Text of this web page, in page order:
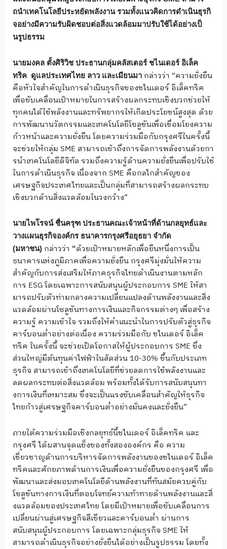
ถนำเทคโนโลยีประหยัดพลังงาน รวมทั้งแนวคิดการดำเนินธุรกิ
จอย่างมีความรับผิดชอบต่อสิ่งแวดล้อมมาปรับใช้ได้อย่างเป็
นรูปธรรม
นายมงคล ตั้งศิริวิช ประธานกลุ่มคลัสเตอร์ ชไนเดอร์ อิเล็ค
ทริค ดูแลประเทศไทย ลาว และเมียนมา กล่าวว่า “ความยั่งยืน
คือหัวใจสำคัญในการดำเนินธุรกิจของชไนเดอร์ อิเล็คทริค
เพื่อขับเคลื่อนเป้าหมายในการสร้างผลกระทบเชิงบวกช่วยให้
ทุกคนได้ใช้พลังงานและทรัพยากรให้เกิดประโยชน์สูงสุด ด้วย
การพัฒนานวัตกรรมและเทคโนโลยีโซลูชันเพื่อเชื่อมโยงความ
ก้าวหน้าและความยั่งยืน โดยความร่วมมือกับกรุงศรีในครั้งนี้
จะช่วยให้กลุ่ม SME สามารถเข้าถึงการจัดการพลังงานด้วยกา
รนำเทคโนโลยีดิจิทัล รวมถึงความรู้ด้านความยั่งยืนเพื่อปรับใช้
ในการดำเนินธุรกิจ เนื่องจาก SME คือกลไกสำคัญของ
เศรษฐกิจประเทศไทยและเป็นกลุ่มที่สามารถสร้างผลกระทบ
เชิงบวกด้านสิ่งแวดล้อมในวงกว้าง”
นายไพโรจน์ ชื่นครุฑ ประธานคณะเจ้าหน้าที่ด้านกลยุทธ์และ
วางแผนธุรกิจองค์กร ธนาคารกรุงศรีอยุธยา จำกัด
(มหาชน) กล่าวว่า “ด้วยเป้าหมายหลักเพื่อยืนหนึ่งการเป็น
ธนาคารแห่งภูมิภาคเพื่อความยั่งยืน กรุงศรีมุ่งมั่นให้ความ
สำคัญกับการส่งเสริมให้ภาคธุรกิจไทยดำเนินงานตามหลัก
การ ESGโดยเฉพาะการสนับสนุนผู้ประกอบการ SME ให้สา
มารถปรับตัวท่ามกลางความเปลี่ยนแปลงด้านพลังงานและสิ่ง
แวดล้อมผ่านโซลูชันทางการเงินและกิจกรรมต่างๆ เพื่อสร้าง
ความรู้ ความเข้าใจ รวมถึงให้คำแนะนำในการปรับตัวสู่ธุรกิจ
คาร์บอนต่ำอย่างต่อเนื่อง ความร่วมมือกับ ชไนเดอร์ อิเล็ค
ทริค ในครั้งนี้ จะช่วยเปิดโอกาสให้ผู้ประกอบการ SME ซึ่ง
ส่วนใหญ่มีต้นทุนค่าไฟฟ้าในสัดส่วน 10-30% ขึ้นกับประเภท
ธุรกิจ สามารถเข้าถึงเทคโนโลยีที่ช่วยลดการใช้พลังงานและ
ลดผลกระทบต่อสิ่งแวดล้อม พร้อมทั้งได้รับการสนับสนุนทา
งการเงินที่เหมาะสม ซึ่งจะเป็นแรงขับเคลื่อนสำคัญให้ธุรกิจ
ไทยก้าวสู่เศรษฐกิจคาร์บอนต่ำอย่างมั่นคงและยั่งยืน”
ภายใต้ความร่วมมือเชิงกลยุทธ์นี้ชไนเดอร์ อิเล็คทริค และ
กรุงศรี ได้ผสานจุดแข็งของทั้งสององค์กร คือ ความ
เชี่ยวชาญด้านการบริหารจัดการพลังงานของชไนเดอร์ อิเล็ค
ทริคและศักยภาพด้านการเงินเพื่อความยั่งยืนของกรุงศรี เพื่อ
พัฒนาและส่งมอบเทคโนโลยีด้านพลังงานที่ทันสมัยควบคู่กับ
โซลูชันทางการเงินที่ตอบโจทย์ความท้าทายด้านพลังงานและสิ่
งแวดล้อมของประเทศไทย โดยมีเป้าหมายเพื่อขับเคลื่อนการ
เปลี่ยนผ่านสู่เศรษฐกิจสีเขียวและคาร์บอนต่ำ ผ่านการ
สนับสนุนผู้ประกอบการ โดยเฉพาะกลุ่มธุรกิจ SME ให้
สามารถดำเนินธุรกิจอย่างยั่งยืนได้อย่างเป็นรูปธรรม โดยทั้ง